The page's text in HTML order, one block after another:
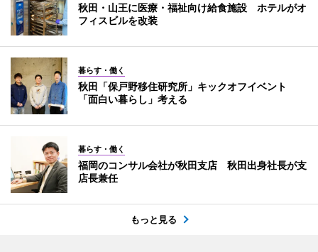
秋田・山王に医療・福祉向け給食施設 ホテルがオ
フィスビルを改装
暮らす・働く
秋田「保戸野移住研究所」キックオフイベント
「面白い暮らし」考える
暮らす・働く
福岡のコンサル会社が秋田支店 秋田出身社長が支
店長兼任
もっと見る